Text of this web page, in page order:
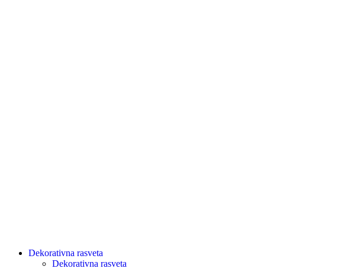
Dekorativna rasveta
Dekorativna rasveta